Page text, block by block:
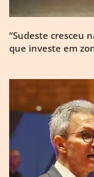
“Sudeste cresceu
que investe em